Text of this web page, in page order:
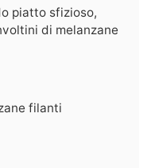
piatto sfizioso,
di melanzane
filanti